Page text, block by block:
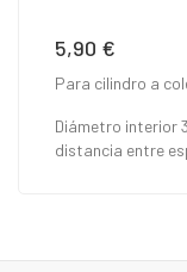
Precio
5,90 €
Para cilindro a
Diámetro interior
distancia entre